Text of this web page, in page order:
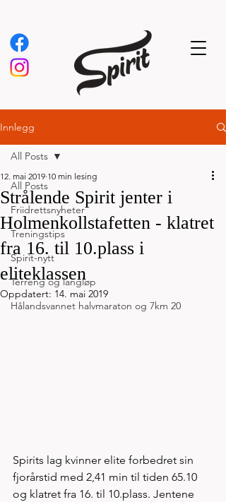
Innlegg
All Posts
Friidrettsnyheter
Treningstips
Spirit-nytt
Terreng og langløp
Hålandsvannet halvmaraton og 7km 20
All Posts
Strålende Spirit jenter i
Holmenkollstafetten - klatret
fra 16. til 10.plass i
eliteklassen
12. mai 2019 10 min lesing
Oppdatert: 14. mai 2019
Spirits lag kvinner elite forbedret sin
fjorårstid med 2,41 min til tiden 65.10
og klatret fra 16. til 10.plass. Jentene